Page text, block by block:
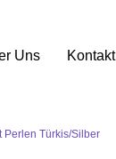
Uns Kontakt
Perlen Türkis/Silber